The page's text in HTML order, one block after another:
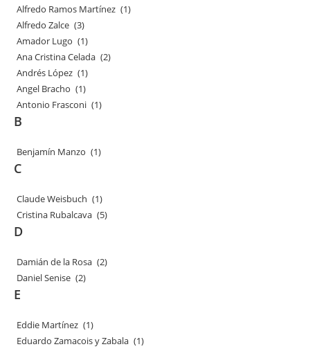
Alfredo Ramos Martínez (1)
Alfredo Zalce (3)
Amador Lugo (1)
Ana Cristina Celada (2)
Andrés López (1)
Angel Bracho (1)
Antonio Frasconi (1)
B
Benjamín Manzo (1)
C
Claude Weisbuch (1)
Cristina Rubalcava (5)
D
Damián de la Rosa (2)
Daniel Senise (2)
E
Eddie Martínez (1)
Eduardo Zamacois y Zabala (1)